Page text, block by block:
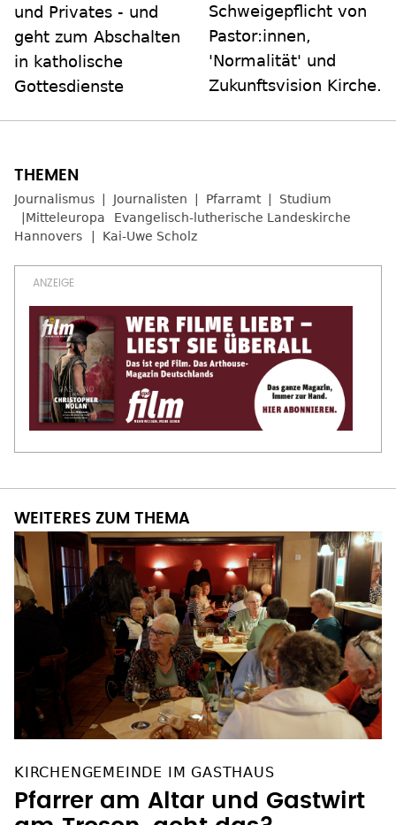
und Privates - und
geht zum Abschalten
in katholische
Gottesdienste
Schweigepflicht von
Pastor:innen,
'Normalität' und
Zukunftsvision Kirche.
Journalismus Journalisten Pfarramt
Studium
Mitteleuropa
Evangelisch-lutherische Landeskirche
Hannovers
Kai-Uwe Scholz
Pfarrer am Altar und Gastwirt
am Tresen, geht das?